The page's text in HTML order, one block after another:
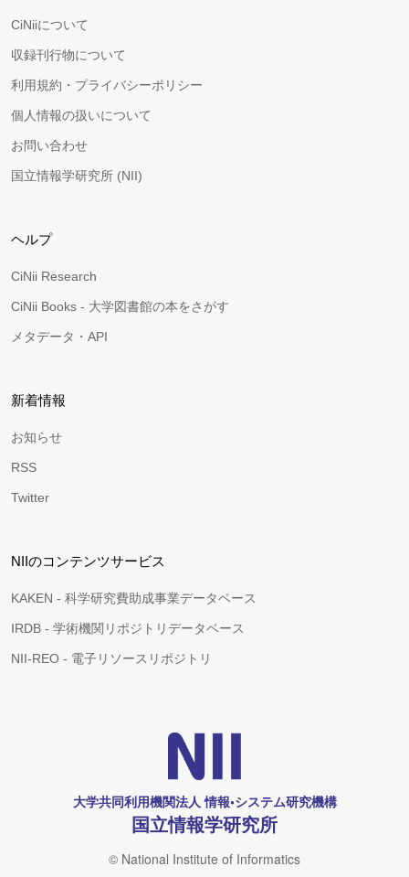
CiNiiについて
収録刊行物について
利用規約・プライバシーポリシー
個人情報の扱いについて
お問い合わせ
国立情報学研究所 (NII)
ヘルプ
CiNii Research
CiNii Books - 大学図書館の本をさがす
メタデータ・API
新着情報
お知らせ
RSS
Twitter
NIIのコンテンツサービス
KAKEN - 科学研究費助成事業データベース
IRDB - 学術機関リポジトリデータベース
NII-REO - 電子リソースリポジトリ
大学共同利用機関法人 情報•システム研究機構
国立情報学研究所
© National Institute of Informatics